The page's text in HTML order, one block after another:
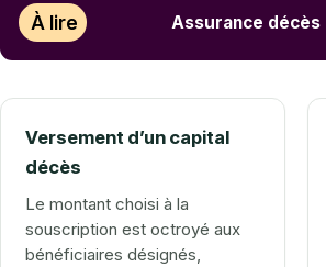
À lire Assurance
Versement d’un capital
décès
Le montant choisi à la
souscription est octroyé aux
bénéficiaires désignés,